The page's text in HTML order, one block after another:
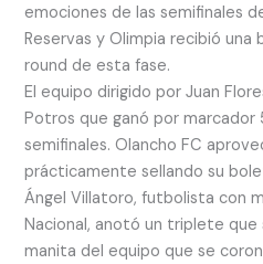
emociones de las semifinales
Reservas y Olimpia recibió una
round de esta fase.
El equipo dirigido por Juan
Potros que ganó por marcador
semifinales. Olancho FC
prácticamente sellando su
Ángel Villatoro, futbolista con
Nacional, anotó un triplete
manita del equipo que se